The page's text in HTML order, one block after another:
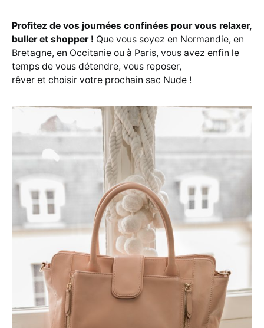
Profitez de vos journées confinées pour vous relaxer,
buller et shopper ! Que vous soyez en Normandie, en
Bretagne, en Occitanie ou à Paris, vous avez enfin le
temps de vous détendre, vous reposer,
rêver et choisir votre prochain sac Nude !